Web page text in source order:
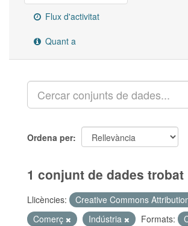
Flux d'activitat
Quant a
Ordena per
1 conjunt de dades trobat
Llicències: Creative Commons
Comerç
Indústria Formats: